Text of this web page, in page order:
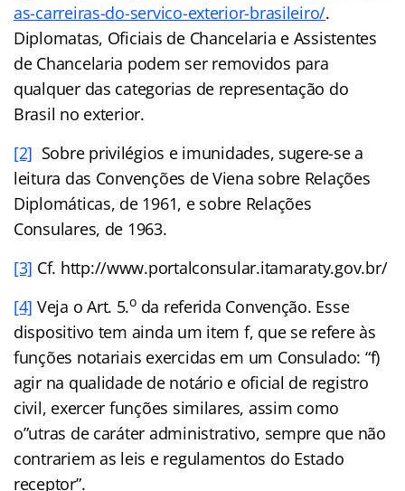
as-carreiras-do-servico-exterior-brasileiro/.
Diplomatas, Oficiais de Chancelaria e Assistentes
de Chancelaria podem ser removidos para
qualquer das categorias de representação do
Brasil no exterior.
[2] Sobre privilégios e imunidades, sugere-se a
leitura das Convenções de Viena sobre Relações
Diplomáticas, de 1961, e sobre Relações
Consulares, de 1963.
[3] Cf. http://www.portalconsular.itamaraty.gov.br/
[4] Veja o Art. 5.oda referida Convenção. Esse
dispositivo tem ainda um item f, que se refere às
funções notariais exercidas em um Consulado: “f)
agir na qualidade de notário e oficial de registro
civil, exercer funções similares, assim como
o”utras de caráter administrativo, sempre que não
contrariem as leis e regulamentos do Estado
receptor”.